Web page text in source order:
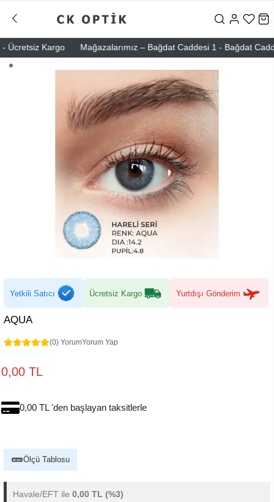
Kargo Mağazalarımız – Bağdat Caddesi 1 - Bağdat
Yetkili Satıcı Ücretsiz Kargo Yurtdışı Gönderim
AQUA
(0) YorumYorum Yap
0,00 TL
0,00 TL 'den başlayan taksitlerle
Ölçü Tablosu
Havale/EFT ile 0,00 TL (%3)